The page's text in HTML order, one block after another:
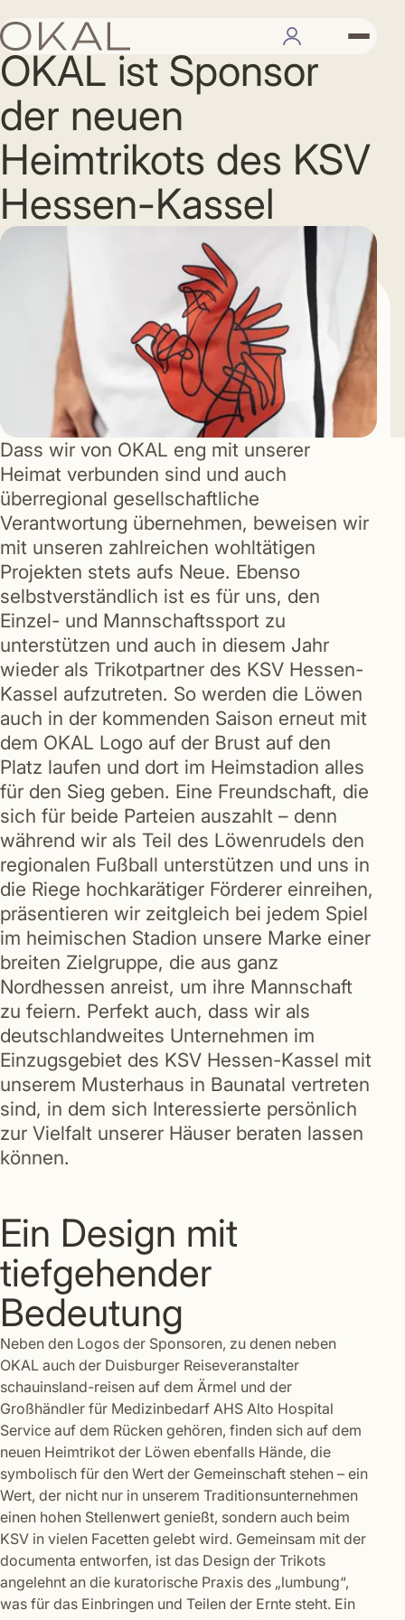
OKAL ist Sponsor
der neuen
Heimtrikots des KSV
Hessen-Kassel
Dass wir von OKAL eng mit unserer
Heimat verbunden sind und auch
überregional gesellschaftliche
Verantwortung übernehmen, beweisen wir
mit unseren zahlreichen wohltätigen
Projekten stets aufs Neue. Ebenso
selbstverständlich ist es für uns, den
Einzel- und Mannschaftssport zu
unterstützen und auch in diesem Jahr
wieder als Trikotpartner des KSV Hessen-
Kassel aufzutreten. So werden die Löwen
auch in der kommenden Saison erneut mit
dem OKAL Logo auf der Brust auf den
Platz laufen und dort im Heimstadion alles
für den Sieg geben. Eine Freundschaft, die
sich für beide Parteien auszahlt – denn
während wir als Teil des Löwenrudels den
regionalen Fußball unterstützen und uns in
die Riege hochkarätiger Förderer einreihen,
präsentieren wir zeitgleich bei jedem Spiel
im heimischen Stadion unsere Marke einer
breiten Zielgruppe, die aus ganz
Nordhessen anreist, um ihre Mannschaft
zu feiern. Perfekt auch, dass wir als
deutschlandweites Unternehmen im
Einzugsgebiet des KSV Hessen-Kassel mit
unserem Musterhaus in Baunatal vertreten
sind, in dem sich Interessierte persönlich
zur Vielfalt unserer Häuser beraten lassen
können.
Ein Design mit
tiefgehender
Bedeutung
Neben den Logos der Sponsoren, zu denen neben
OKAL auch der Duisburger Reiseveranstalter
schauinsland-reisen auf dem Ärmel und der
Großhändler für Medizinbedarf AHS Alto Hospital
Service auf dem Rücken gehören, finden sich auf dem
neuen Heimtrikot der Löwen ebenfalls Hände, die
symbolisch für den Wert der Gemeinschaft stehen – ein
Wert, der nicht nur in unserem Traditionsunternehmen
einen hohen Stellenwert genießt, sondern auch beim
KSV in vielen Facetten gelebt wird. Gemeinsam mit der
documenta entworfen, ist das Design der Trikots
angelehnt an die kuratorische Praxis des „lumbung“,
was für das Einbringen und Teilen der Ernte steht. Ein